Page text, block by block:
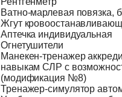
Ватно-марлевая повязка,
Жгут
Аптечка индивидуальная
Огнетушители
Манекен-тренажер
навыкам СЛР с
(модификация №8)
Тренажер-симулятор